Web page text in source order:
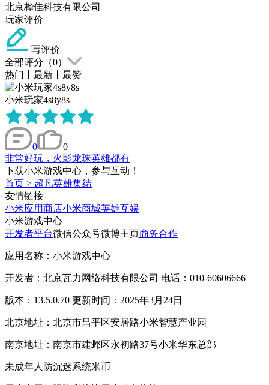
北京桦佳科技有限公司
玩家评价
写评价
全部评分（0）
热门
最新 最赞
小米玩家4s8y8s
0
0
非常好玩，火影龙珠英雄都有
下载小米游戏中心，参与互动！
首页 > 超凡英雄集结
友情链接
小米应用商店小米商城英雄互娱
小米游戏中心
开发者平台微信公众号微博主页商务合作
应用名称：小米游戏中心
开发者：北京瓦力网络科技有限公司 电话：010-60606666
版本：13.5.0.70 更新时间：2025年3月24日
北京地址：北京市昌平区安居路小米智慧产业园
南京地址：南京市建邺区永初路37号小米华东总部
未成年人防沉迷系统米币